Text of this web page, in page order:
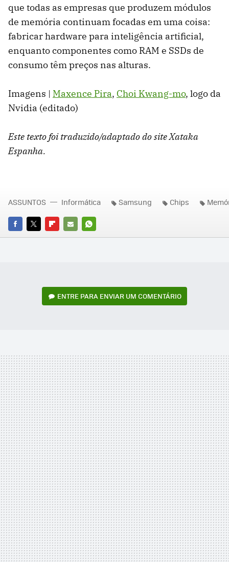
que todas as empresas que produzem módulos
de memória continuam focadas em uma coisa:
fabricar hardware para inteligência artificial,
enquanto componentes como RAM e SSDs de
consumo têm preços nas alturas.
Imagens | Maxence Pira, Choi Kwang-mo, logo da
Nvidia (editado)
Este texto foi traduzido/adaptado do site Xataka
Espanha.
FACEBOOK
TWITTERFLIPBOARD
E-
WHATSAPP
ASSUNTOS Informática Samsung Chips
ENTRE PARA ENVIAR UM COMENTÁRIO